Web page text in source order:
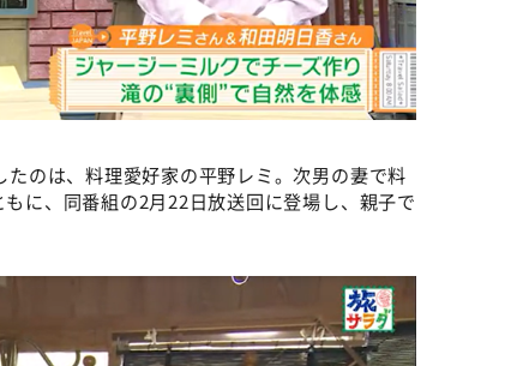
たのは、料理愛好家の平野レミ。次男の妻で料
に、同番組の2月22日放送回に登場し、親子で